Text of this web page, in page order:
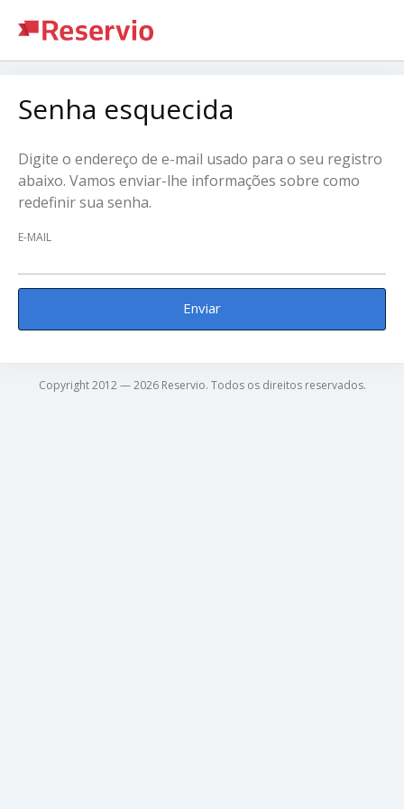
Senha esquecida
Digite o endereço de e-mail usado para o seu registro
abaixo. Vamos enviar-lhe informações sobre como
redefinir sua senha.
E-MAIL
Enviar
Copyright 2012 — 2026 Reservio. Todos os direitos reservados.